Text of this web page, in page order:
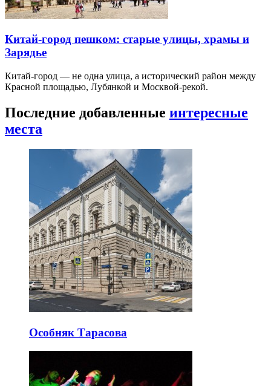
Китай-город пешком: старые улицы, храмы и
Зарядье
Китай-город — не одна улица, а исторический район между
Красной площадью, Лубянкой и Москвой-рекой.
Последние добавленные интересные
места
Особняк Тарасова